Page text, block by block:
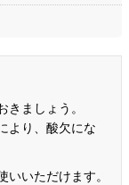
ましょう。
より、酸欠にな
いただけます。